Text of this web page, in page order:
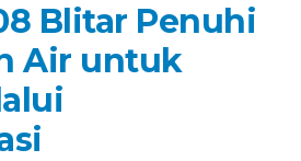
Blitar Penuhi
Air untuk